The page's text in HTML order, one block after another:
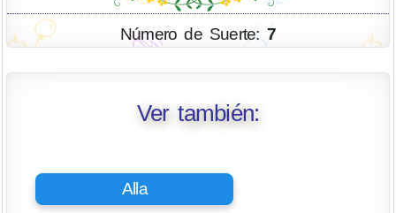
Número de Suerte: 7
Ver también:
Alla